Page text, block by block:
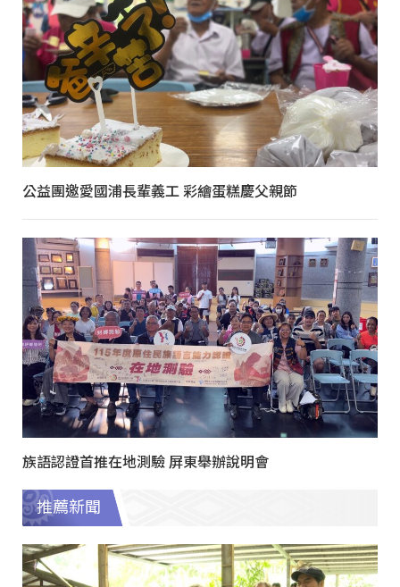
公益團邀愛國浦長輩義工 彩繪蛋糕慶父親節
族語認證首推在地測驗 屏東舉辦說明會
推薦新聞